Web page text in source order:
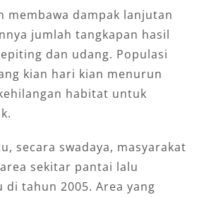
membawa dampak lanjutan
jumlah tangkapan hasil
dan udang. Populasi
kian hari kian menurun
habitat untuk
secara swadaya, masyarakat
sekitar pantai lalu
di tahun 2005. Area yang